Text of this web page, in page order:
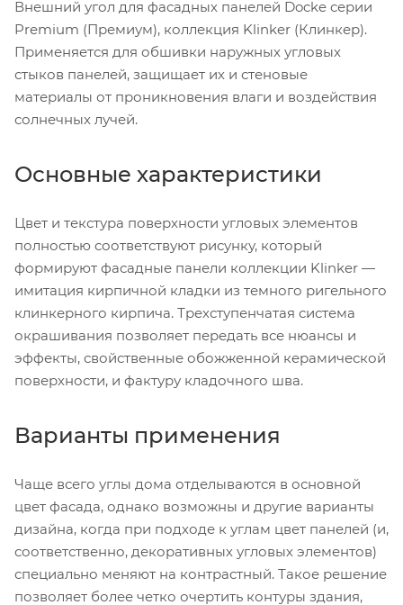
Внешний угол для фасадных панелей Docke серии
Premium (Премиум), коллекция Klinker (Клинкер).
Применяется для обшивки наружных угловых
стыков панелей, защищает их и стеновые
материалы от проникновения влаги и воздействия
солнечных лучей.
Основные характеристики
Цвет и текстура поверхности угловых элементов
полностью соответствуют рисунку, который
формируют фасадные панели коллекции Klinker —
имитация кирпичной кладки из темного ригельного
клинкерного кирпича. Трехступенчатая система
окрашивания позволяет передать все нюансы и
эффекты, свойственные обожженной керамической
поверхности, и фактуру кладочного шва.
Варианты применения
Чаще всего углы дома отделываются в основной
цвет фасада, однако возможны и другие варианты
дизайна, когда при подходе к углам цвет панелей (и,
соответственно, декоративных угловых элементов)
специально меняют на контрастный. Такое решение
позволяет более четко очертить контуры здания,